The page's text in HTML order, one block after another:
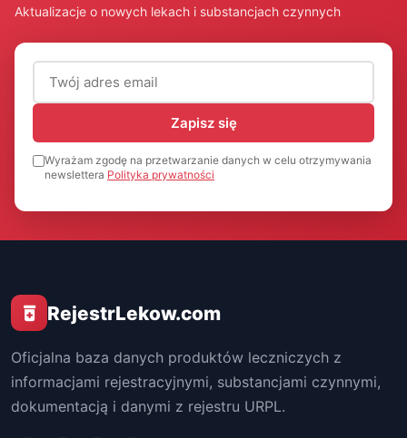
Aktualizacje o nowych lekach i substancjach czynnych
Adres email (wymagany)
Zapisz się
Wyrażam zgodę na przetwarzanie danych w celu otrzymywania
newslettera Polityka prywatności
RejestrLekow.com
Oficjalna baza danych produktów leczniczych z
informacjami rejestracyjnymi, substancjami czynnymi,
dokumentacją i danymi z rejestru URPL.